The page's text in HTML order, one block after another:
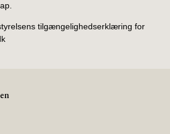
tilgængelighedserklæring for